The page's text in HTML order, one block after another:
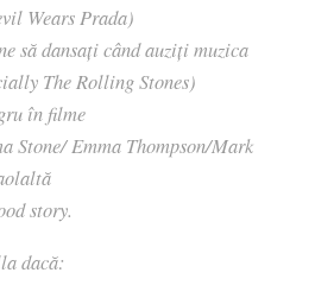
Wears Prada)
să dansați când auziți muzica
The Rolling Stones)
în filme
Stone/ Emma Thompson/Mark
story.
dacă: